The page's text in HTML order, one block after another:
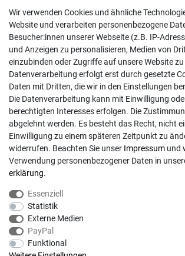
Kontakt
info@gartentechnik-hansen.de
0481 8565-0
Mo. - Do. 08:00 - 17:00 | Fr. 8:00 - 15:00
Anrufe aus dem dt. Festnetz zum Ortstarif, Preise aus dem
abweichend (abhängig vom Provider).
© Copyright 2026 | Alle Rechte vorbehalten. -
Wir verwenden Cookies und ähnliche
Website und verarbeiten personenbezogene
Besucher:innen unserer Webseite (z.B. IP-
und Anzeigen zu personalisieren, Medien von
einzubinden oder Zugriffe auf unsere Website
Datenverarbeitung erfolgt erst durch gesetzte
Daten mit Dritten, die wir in den Einstellungen
Die Datenverarbeitung kann mit Einwilligung
berechtigten Interesses erfolgen. Die
abgelehnt werden. Es besteht das Recht, nicht
Einwilligung zu einem späteren Zeitpunkt zu
widerrufen. Beachten Sie unser Impressum und
Verwendung personenbezogener Daten in
erklärung.
Essenziell
Statistik
Externe Medien
PayPal
Funktional